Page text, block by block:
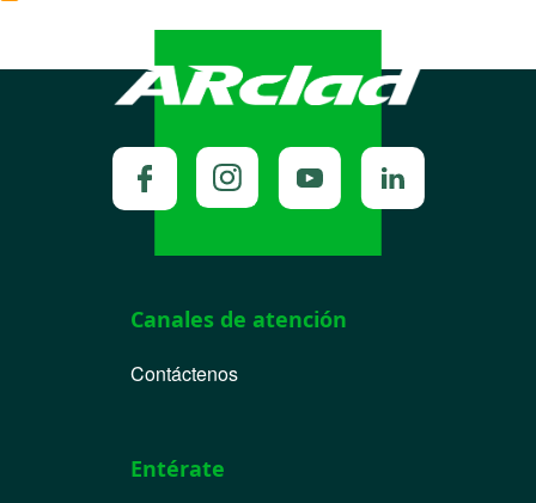
Canales de atención
Contáctenos
Entérate